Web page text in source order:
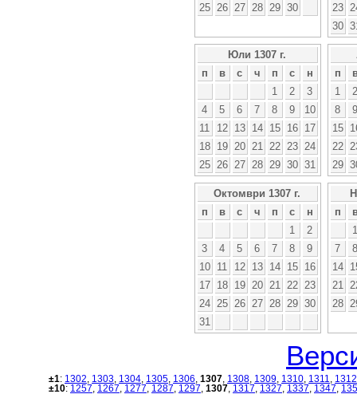
25
26 27 28 29 30
23
30
Юли 1307 г.
п
в с ч п с
н
1
2
3
4
5 6 7 8 9
10
11
12 13 14 15 16
17
18
19 20 21 22 23
24
25
26 27 28 29 30 31
п
1
2
8
9
15
22
29
Октомври 1307 г.
п
в с ч п с
н
1
2
3
4 5 6 7 8
9
10
11 12 13 14 15
16
17
18 19 20 21 22
23
24
25 26 27 28 29 30
31
п
1
7
8
14
21
28
±1: 1302 1303 1304 1305 1306 1307 1308 1309 1310 1311
1312
±10: 1257 1267 1277 1287 1297 1307 1317 1327 1337 1347